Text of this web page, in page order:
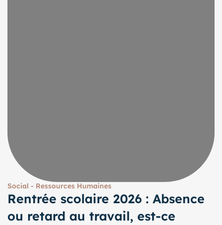
Social - Ressources Humaines
Rentrée scolaire 2026 : Absence
ou retard au travail, est-ce